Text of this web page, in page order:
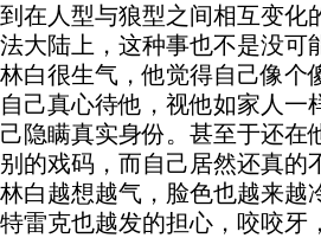
到在人型与狼型之间相互变化
法大陆上，这种事也不是没可
林白很生气，他觉得自己像个
自己真心待他，视他如家人一
己隐瞒真实身份。甚至于还在
别的戏码，而自己居然还真的
林白越想越气，脸色也越来越
特雷克也越发的担心，咬咬牙